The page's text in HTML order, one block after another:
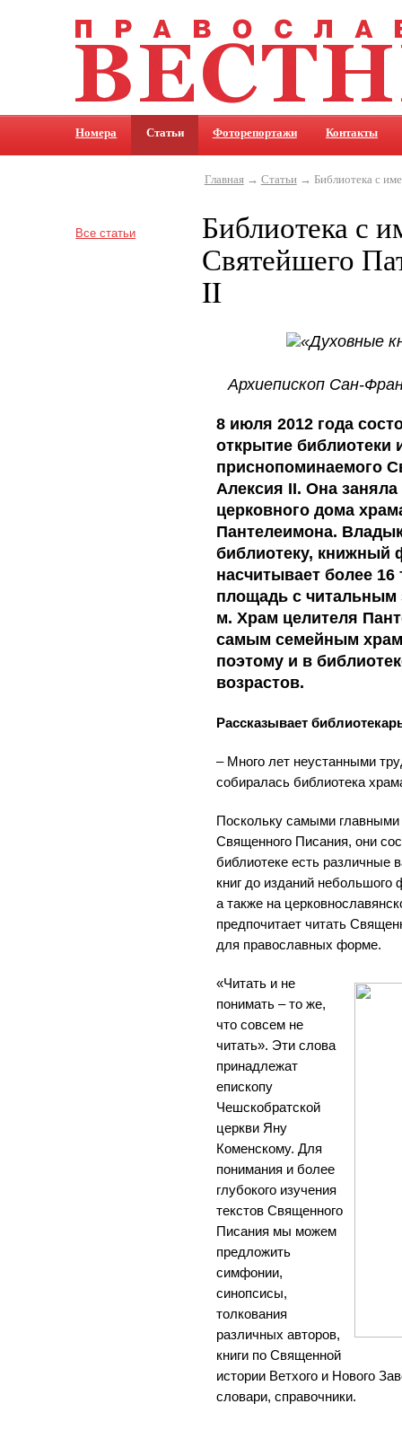
Номера Статьи Фоторепортажи Контакты
Все статьи
Главная→ Статьи→ Библиотека с
Библиотека с
Святейшего
II
«Духовные
Архиепископ Сан-
8 июля 2012 года
открытие библиотеки
приснопоминаемого
Алексия II. Она заняла
церковного дома
Пантелеимона.
библиотеку, книжный
насчитывает более
площадь с читальным
м. Храм целителя
самым семейным
поэтому и в
возрастов.
Рассказывает
– Много лет неустанными
собиралась библиотека
Поскольку самыми главными
Священного Писания, они
библиотеке есть различные
книг до изданий
а также на
предпочитает читать
для православных форме.
«Читать и не
понимать – то же,
что совсем не
читать». Эти слова
принадлежат
епископу
Чешскобратской
церкви Яну
Коменскому. Для
понимания и более
глубокого изучения
текстов Священного
Писания мы можем
предложить
симфонии,
синопсисы,
толкования
различных авторов,
книги по Священной
истории Ветхого и Нового
словари, справочники.